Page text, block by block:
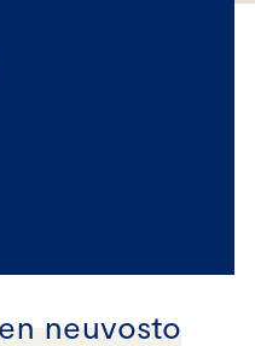
neuvosto